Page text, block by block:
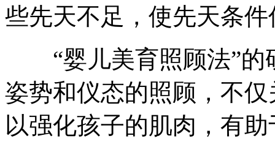
些先天不足，使先天条
“婴儿美育照顾法”的
姿势和仪态的照顾，不
以强化孩子的肌肉，有